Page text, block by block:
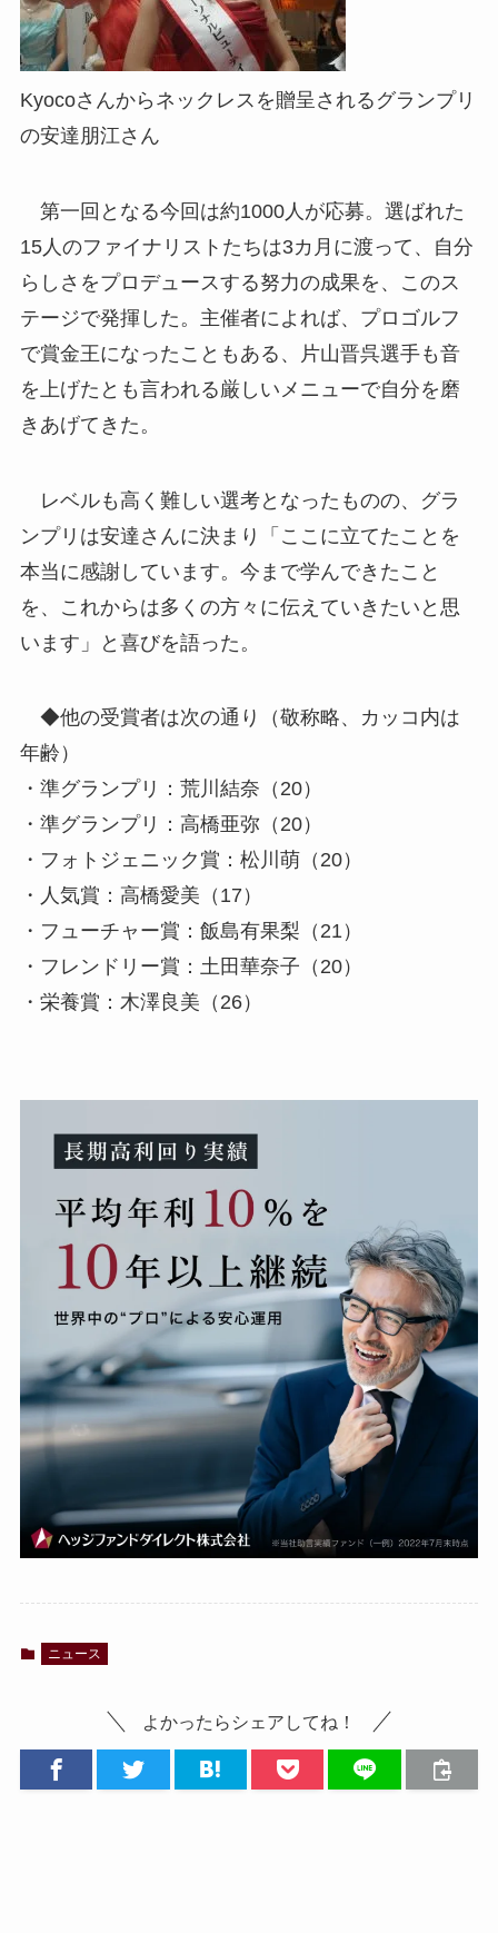
Kyocoさんからネックレスを贈呈されるグランプリ
の安達朋江さん
第一回となる今回は約1000人が応募。選ばれた
15人のファイナリストたちは3カ月に渡って、自分
らしさをプロデュースする努力の成果を、このス
テージで発揮した。主催者によれば、プロゴルフ
で賞金王になったこともある、片山晋呉選手も音
を上げたとも言われる厳しいメニューで自分を磨
きあげてきた。
レベルも高く難しい選考となったものの、グラ
ンプリは安達さんに決まり「ここに立てたことを
本当に感謝しています。今まで学んできたこと
を、これからは多くの方々に伝えていきたいと思
います」と喜びを語った。
◆他の受賞者は次の通り（敬称略、カッコ内は
年齢）
・準グランプリ：荒川結奈（20）
・準グランプリ：高橋亜弥（20）
・フォトジェニック賞：松川萌（20）
・人気賞：高橋愛美（17）
・フューチャー賞：飯島有果梨（21）
・フレンドリー賞：土田華奈子（20）
・栄養賞：木澤良美（26）
ニュース
よかったらシェアしてね！